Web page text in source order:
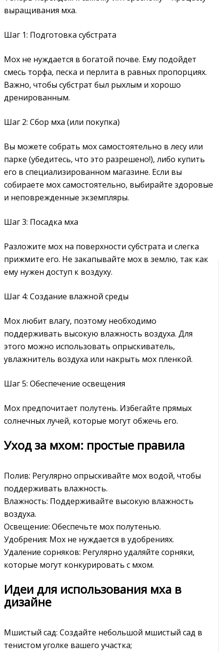
выращивания мха.
Шаг 1: Подготовка субстрата
Мох не нуждается в богатой почве. Ему подойдет
смесь торфа‚ песка и перлита в равных пропорциях.
Важно‚ чтобы субстрат был рыхлым и хорошо
дренированным.
Шаг 2: Сбор мха (или покупка)
Вы можете собрать мох самостоятельно в лесу или
парке (убедитесь‚ что это разрешено!)‚ либо купить
его в специализированном магазине. Если вы
собираете мох самостоятельно‚ выбирайте здоровые
и неповрежденные экземпляры.
Шаг 3: Посадка мха
Разложите мох на поверхности субстрата и слегка
прижмите его. Не закапывайте мох в землю‚ так как
ему нужен доступ к воздуху.
Шаг 4: Создание влажной среды
Мох любит влагу‚ поэтому необходимо
поддерживать высокую влажность воздуха. Для
этого можно использовать опрыскиватель‚
увлажнитель воздуха или накрыть мох пленкой.
Шаг 5: Обеспечение освещения
Мох предпочитает полутень. Избегайте прямых
солнечных лучей‚ которые могут обжечь его.
Уход за мхом: простые правила
Полив: Регулярно опрыскивайте мох водой‚ чтобы
поддерживать влажность.
Влажность: Поддерживайте высокую влажность
воздуха.
Освещение: Обеспечьте мох полутенью.
Удобрения: Мох не нуждается в удобрениях.
Удаление сорняков: Регулярно удаляйте сорняки‚
которые могут конкурировать с мхом.
Идеи для использования мха в
дизайне
Мшистый сад: Создайте небольшой мшистый сад в
тенистом уголке вашего участка;